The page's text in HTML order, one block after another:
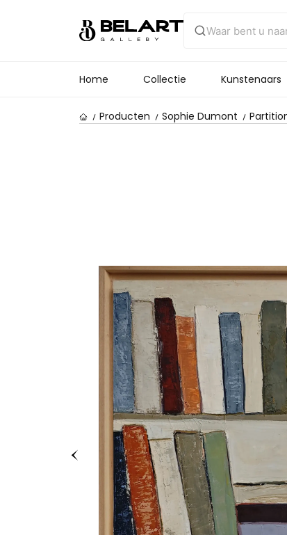
Home Collectie Kunstenaars
Producten Sophie Dumont